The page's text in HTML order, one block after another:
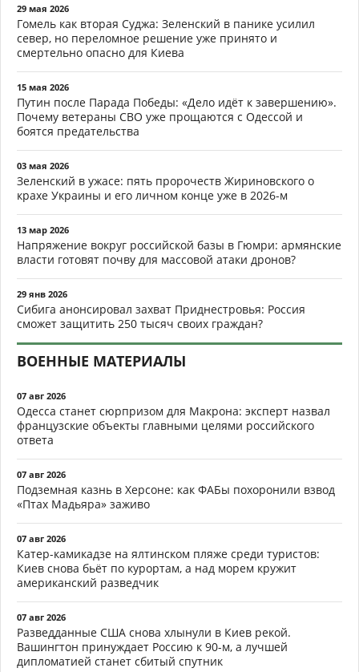
29 мая 2026
Гомель как вторая Суджа: Зеленский в панике усилил
север, но переломное решение уже принято и
смертельно опасно для Киева
15 мая 2026
Путин после Парада Победы: «Дело идёт к завершению».
Почему ветераны СВО уже прощаются с Одессой и
боятся предательства
03 мая 2026
Зеленский в ужасе: пять пророчеств Жириновского о
крахе Украины и его личном конце уже в 2026-м
13 мар 2026
Напряжение вокруг российской базы в Гюмри: армянские
власти готовят почву для массовой атаки дронов?
29 янв 2026
Сибига анонсировал захват Приднестровья: Россия
сможет защитить 250 тысяч своих граждан?
ВОЕННЫЕ МАТЕРИАЛЫ
07 авг 2026
Одесса станет сюрпризом для Макрона: эксперт назвал
французские объекты главными целями российского
ответа
07 авг 2026
Подземная казнь в Херсоне: как ФАБы похоронили взвод
«Птах Мадьяра» заживо
07 авг 2026
Катер-камикадзе на ялтинском пляже среди туристов:
Киев снова бьёт по курортам, а над морем кружит
американский разведчик
07 авг 2026
Разведданные США снова хлынули в Киев рекой.
Вашингтон принуждает Россию к 90-м, а лучшей
дипломатией станет сбитый спутник